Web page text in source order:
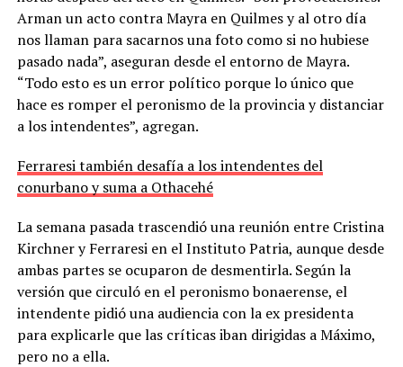
Arman un acto contra Mayra en Quilmes y al otro día
nos llaman para sacarnos una foto como si no hubiese
pasado nada”, aseguran desde el entorno de Mayra.
“Todo esto es un error político porque lo único que
hace es romper el peronismo de la provincia y distanciar
a los intendentes”, agregan.
Ferraresi también desafía a los intendentes del
conurbano y suma a Othacehé
La semana pasada trascendió una reunión entre Cristina
Kirchner y Ferraresi en el Instituto Patria, aunque desde
ambas partes se ocuparon de desmentirla. Según la
versión que circuló en el peronismo bonaerense, el
intendente pidió una audiencia con la ex presidenta
para explicarle que las críticas iban dirigidas a Máximo,
pero no a ella.